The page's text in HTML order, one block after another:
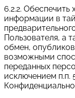
6.2.2.
информации в
Пользователя, а
обмен,
возможными
переданных
исключением п.п.